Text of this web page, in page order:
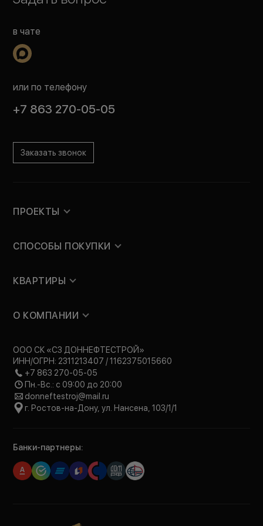
в чате
или по телефону
+7 863 270-05-05
Заказать звонок
ПРОЕКТЫ
СПОСОБЫ ПОКУПКИ
КВАРТИРЫ
О КОМПАНИИ
ООО СК «СЗ ДОННЕФТЕСТРОЙ»
ИНН/ОГРН: 2311213407 / 1162375015660
+7 863 270-05-05
Пн.-Вс.: с 09:00 до 20:00
donneftestroj@mail.ru
г. Ростов-на-Дону, ул. Нансена, 103/1/1
Банки-партнеры: